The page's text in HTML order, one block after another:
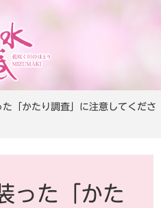
「かたり調査」に注意してくださ
った「かた